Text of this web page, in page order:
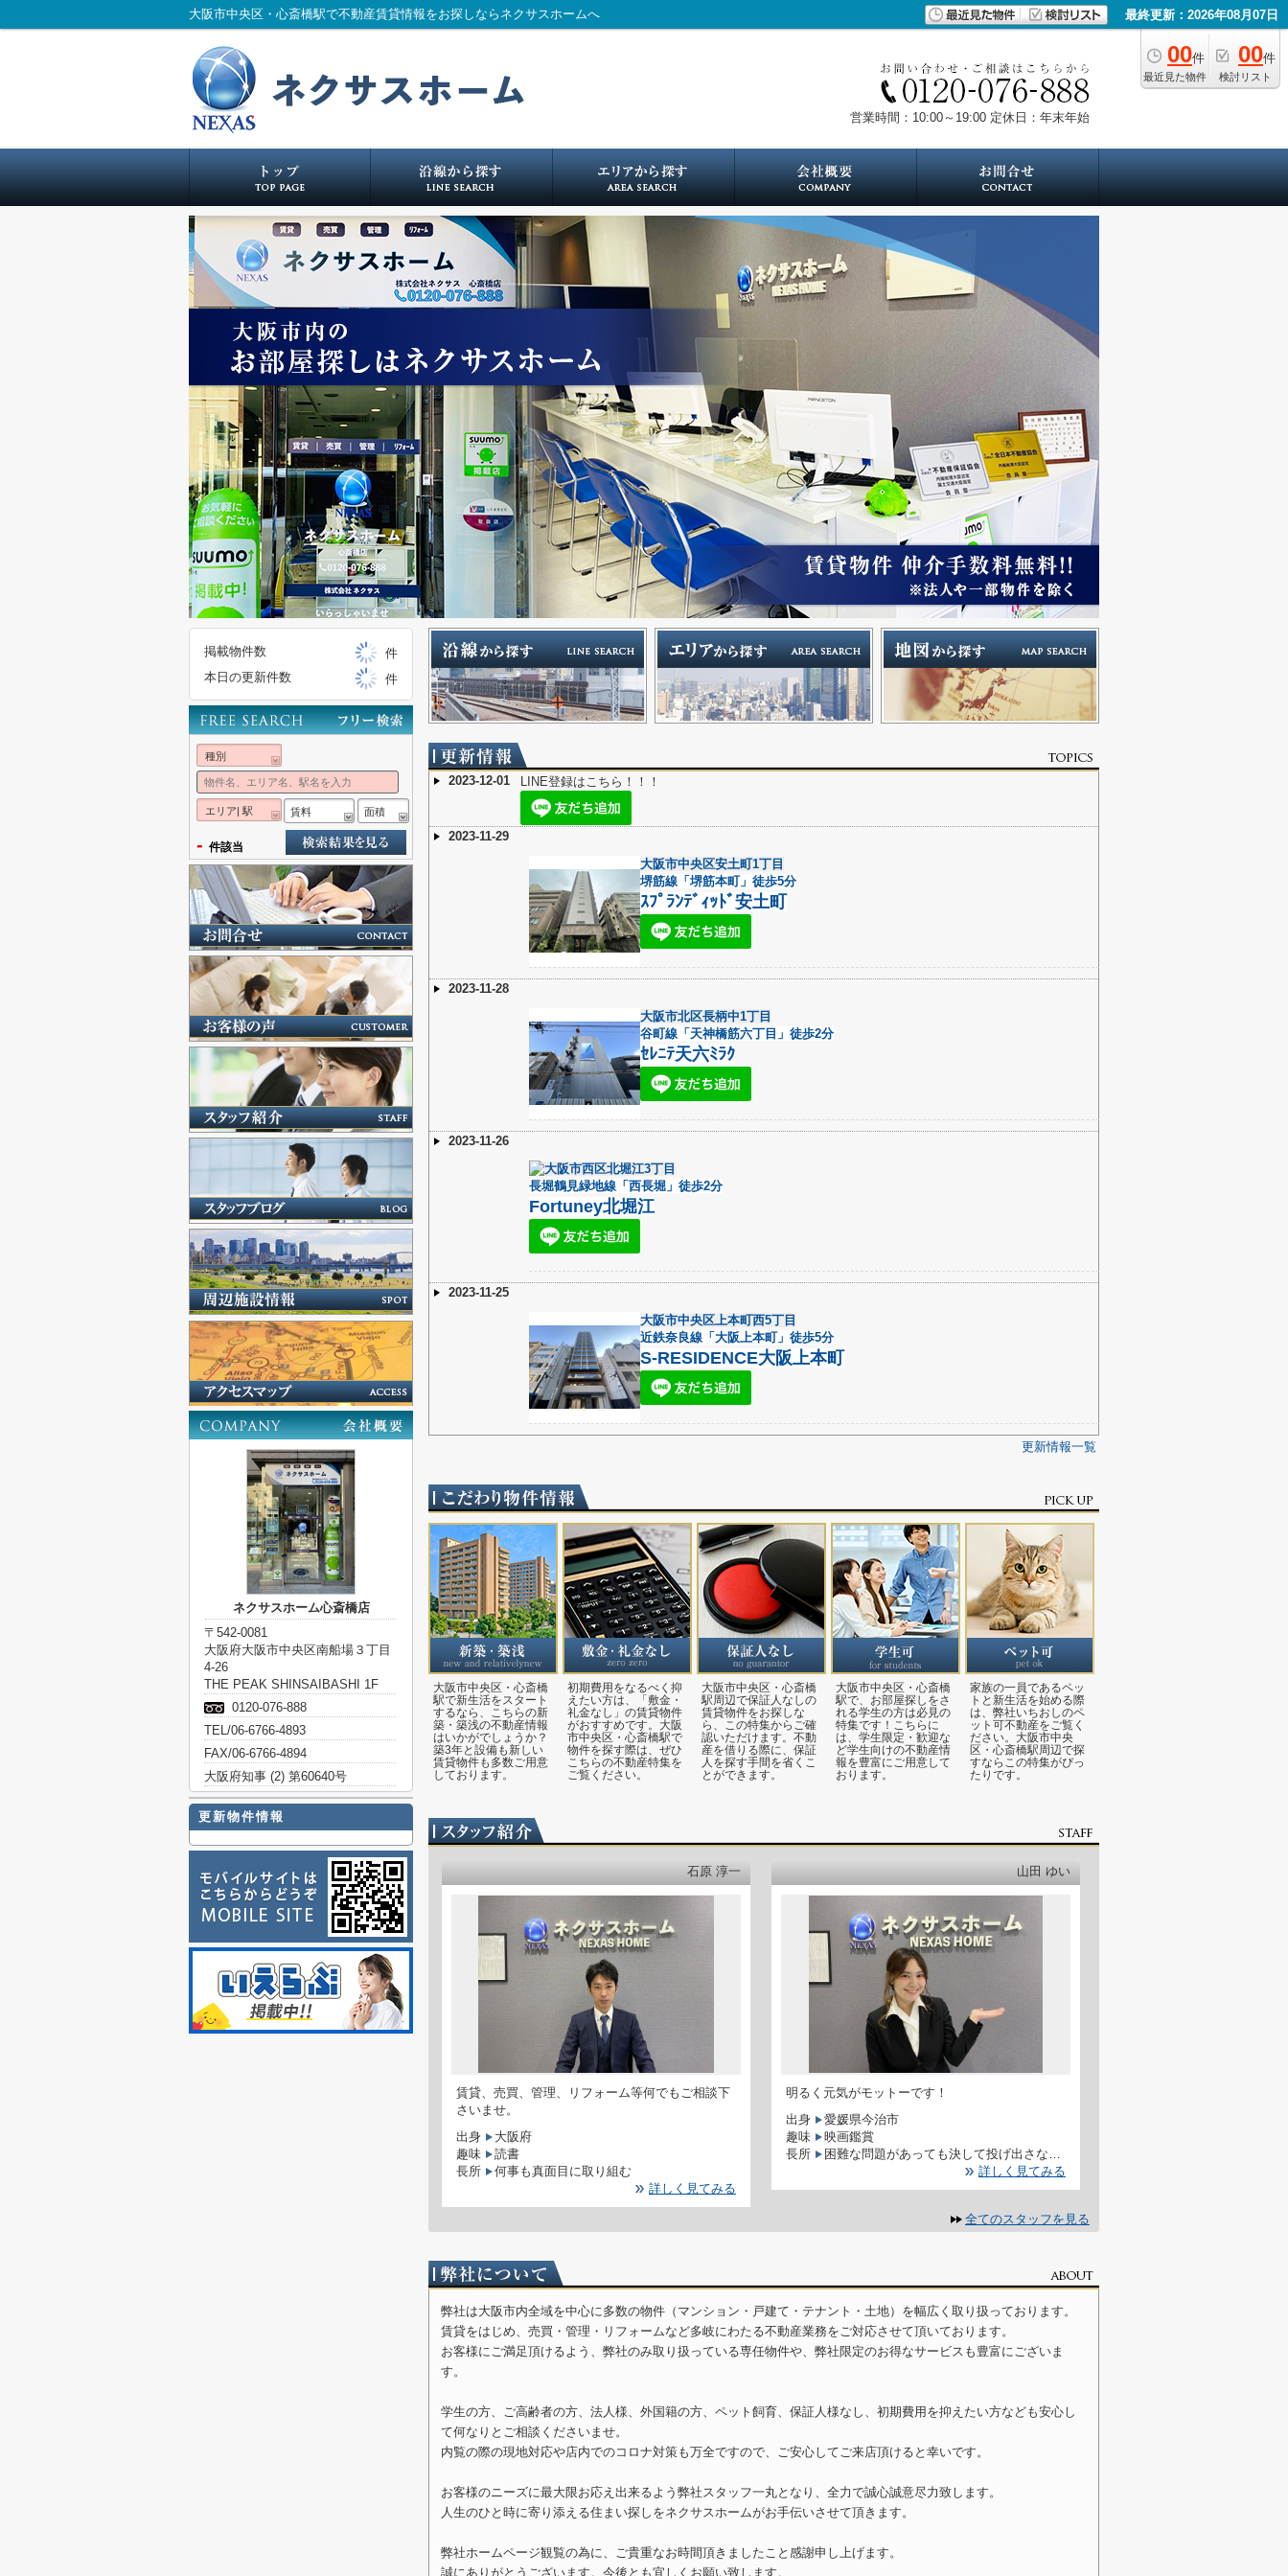
大阪市中央区・心斎橋駅で不動産賃貸情報をお探しならネクサスホームへ 最終更新：2026年08月07日
00件
最近見た物件
00件
検討リスト
営業時間：10:00～19:00 定休日：年末年始
2023-12-01 LINE登録はこちら！！！
2023-11-29
大阪市中央区安土町1丁目
堺筋線「堺筋本町」徒歩5分
ｽﾌﾟﾗﾝﾃﾞｨｯﾄﾞ安土町
2023-11-28
大阪市北区長柄中1丁目
谷町線「天神橋筋六丁目」徒歩2分
ｾﾚﾆﾃ天六ﾐﾗｸ
2023-11-26
大阪市西区北堀江3丁目
長堀鶴見緑地線「西長堀」徒歩2分
Fortuney北堀江
2023-11-25
大阪市中央区上本町西5丁目
近鉄奈良線「大阪上本町」徒歩5分
S-RESIDENCE大阪上本町
更新情報一覧
大阪市中央区・心斎橋
駅で新生活をスタート
するなら、こちらの新
築・築浅の不動産情報
はいかがでしょうか？
築3年と設備も新しい
賃貸物件も多数ご用意
しております。
初期費用をなるべく抑
えたい方は、「敷金・
礼金なし」の賃貸物件
がおすすめです。大阪
市中央区・心斎橋駅で
物件を探す際は、ぜひ
こちらの不動産特集を
ご覧ください。
大阪市中央区・心斎橋
駅周辺で保証人なしの
賃貸物件をお探しな
ら、この特集からご確
認いただけます。不動
産を借りる際に、保証
人を探す手間を省くこ
とができます。
大阪市中央区・心斎橋
駅で、お部屋探しをさ
れる学生の方は必見の
特集です！こちらに
は、学生限定・歓迎な
ど学生向けの不動産情
報を豊富にご用意して
おります。
家族の一員であるペッ
トと新生活を始める際
は、弊社いちおしのペ
ット可不動産をご覧く
ださい。大阪市中央
区・心斎橋駅周辺で探
すならこの特集がぴっ
たりです。
石原 淳一
賃貸、売買、管理、リフォーム等何でもご相談下
さいませ。
出身
大阪府
趣味
読書
長所
何事も真面目に取り組む
詳しく見てみる
山田 ゆい
明るく元気がモットーです！
出身
愛媛県今治市
趣味
映画鑑賞
長所
困難な問題があっても決して投げ出さないことです。
詳しく見てみる
全てのスタッフを見る
弊社は大阪市内全域を中心に多数の物件（マンション・戸建て・テナント・土地）を幅広く取り扱っております。
賃貸をはじめ、売買・管理・リフォームなど多岐にわたる不動産業務をご対応させて頂いております。
お客様にご満足頂けるよう、弊社のみ取り扱っている専任物件や、弊社限定のお得なサービスも豊富にございま
す。
学生の方、ご高齢者の方、法人様、外国籍の方、ペット飼育、保証人様なし、初期費用を抑えたい方なども安心し
て何なりとご相談くださいませ。
内覧の際の現地対応や店内でのコロナ対策も万全ですので、ご安心してご来店頂けると幸いです。
お客様のニーズに最大限お応え出来るよう弊社スタッフ一丸となり、全力で誠心誠意尽力致します。
人生のひと時に寄り添える住まい探しをネクサスホームがお手伝いさせて頂きます。
弊社ホームページ観覧の為に、ご貴重なお時間頂きましたこと感謝申し上げます。
誠にありがとうございます。今後とも宜しくお願い致します。
掲載物件数
件
本日の更新件数
件
種別
エリア| 駅 賃料 面積
- 件該当
ネクサスホーム心斎橋店
〒542-0081
大阪府大阪市中央区南船場３丁目
4-26
THE PEAK SHINSAIBASHI 1F
0120-076-888
TEL/06-6766-4893
FAX/06-6766-4894
大阪府知事 (2) 第60640号
更新物件情報